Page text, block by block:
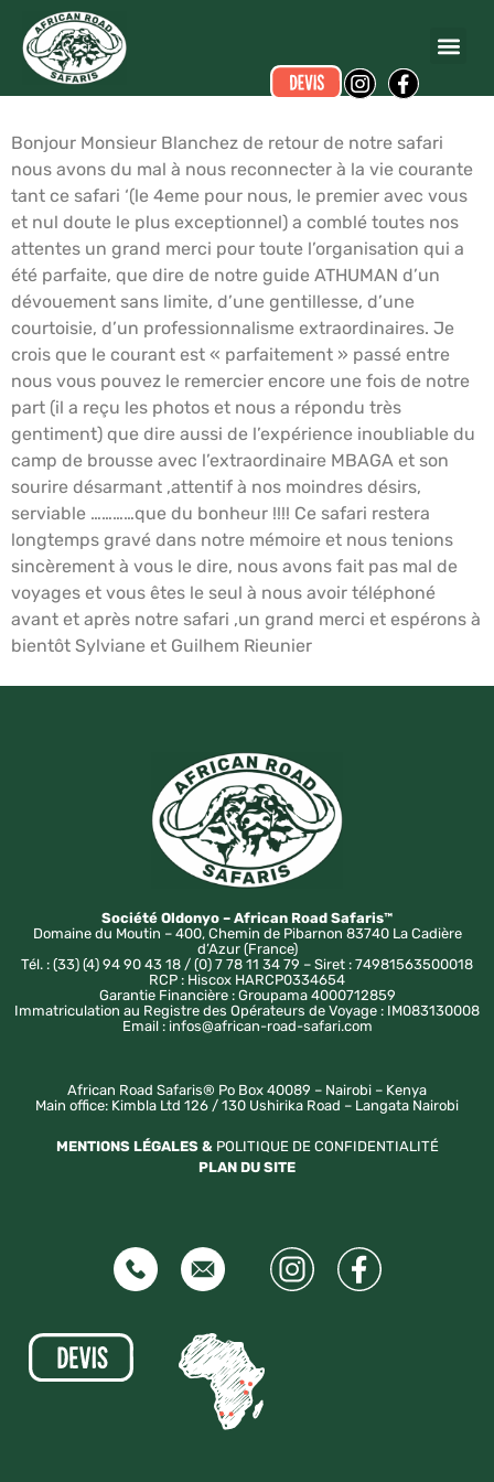
Guilhem RIEUNIER
Dates du voyage : du 06/03/2017 au 19/03/2017
Bonjour Monsieur Blanchez de retour de notre safari
nous avons du mal à nous reconnecter à la vie courante
tant ce safari ‘(le 4eme pour nous, le premier avec vous
et nul doute le plus exceptionnel) a comblé toutes nos
attentes un grand merci pour toute l’organisation qui a
été parfaite, que dire de notre guide ATHUMAN d’un
dévouement sans limite, d’une gentillesse, d’une
courtoisie, d’un professionnalisme extraordinaires. Je
crois que le courant est « parfaitement » passé entre
nous vous pouvez le remercier encore une fois de notre
part (il a reçu les photos et nous a répondu très
gentiment) que dire aussi de l’expérience inoubliable du
camp de brousse avec l’extraordinaire MBAGA et son
sourire désarmant ,attentif à nos moindres désirs,
serviable …………que du bonheur !!!! Ce safari restera
longtemps gravé dans notre mémoire et nous tenions
sincèrement à vous le dire, nous avons fait pas mal de
voyages et vous êtes le seul à nous avoir téléphoné
avant et après notre safari ,un grand merci et espérons à
bientôt Sylviane et Guilhem Rieunier
Société Oldonyo – African Road Safaris™
Domaine du Moutin – 400, Chemin de Pibarnon 83740 La Cadière
d’Azur (France)
Tél. : (33) (4) 94 90 43 18 / (0) 7 78 11 34 79 – Siret : 74981563500018
RCP : Hiscox HARCP0334654
Garantie Financière : Groupama 4000712859
Immatriculation au Registre des Opérateurs de Voyage : IM083130008
Email : infos@african-road-safari.com
African Road Safaris® Po Box 40089 – Nairobi – Kenya
Main office: Kimbla Ltd 126 / 130 Ushirika Road – Langata Nairobi
MENTIONS LÉGALES & POLITIQUE DE CONFIDENTIALITÉ
PLAN DU SITE